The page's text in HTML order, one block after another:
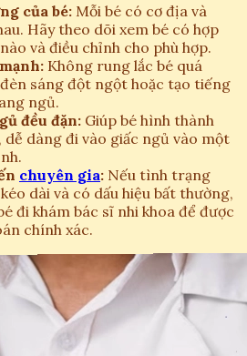
của bé: Mỗi bé có cơ địa và
Hãy theo dõi xem bé có hợp
và điều chỉnh cho phù hợp.
Không rung lắc bé quá
sáng đột ngột hoặc tạo tiếng
ngủ.
đều đặn: Giúp bé hình thành
dễ dàng đi vào giấc ngủ vào một
chuyên gia: Nếu tình trạng
dài và có dấu hiệu bất thường,
đi khám bác sĩ nhi khoa để được
chính xác.